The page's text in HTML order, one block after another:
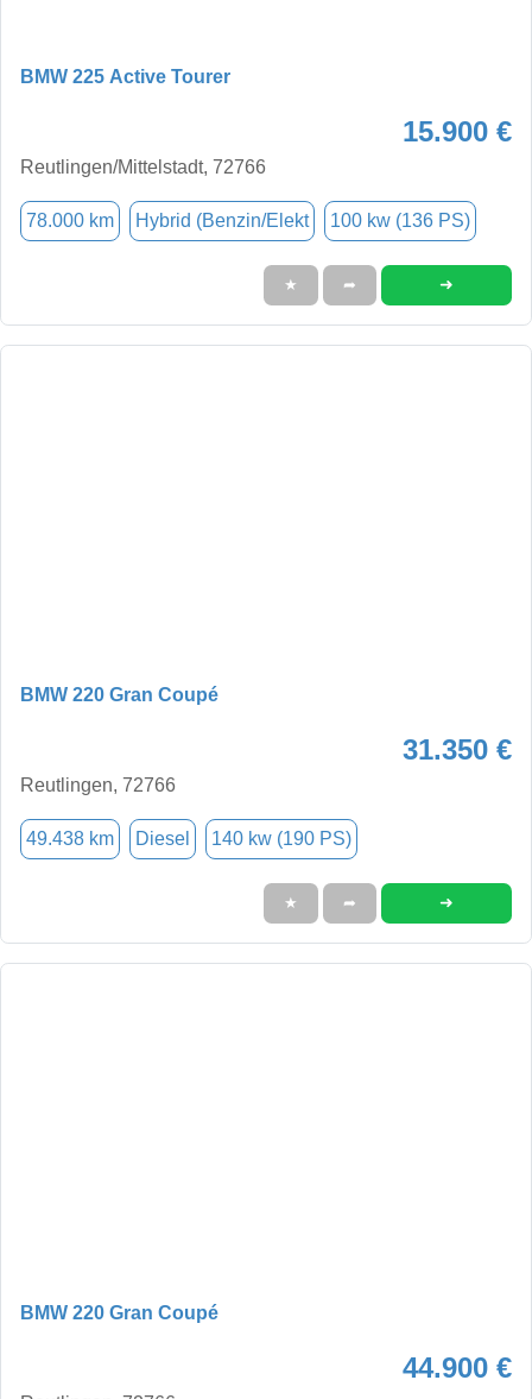
BMW 225 Active Tourer
15.900 €
Reutlingen/Mittelstadt, 72766
78.000 km Hybrid (Benzin/Elekt 100 kw (136 PS)
★ ➦ ➜
BMW 220 Gran Coupé
31.350 €
Reutlingen, 72766
49.438 km Diesel 140 kw (190 PS)
★ ➦ ➜
BMW 220 Gran Coupé
44.900 €